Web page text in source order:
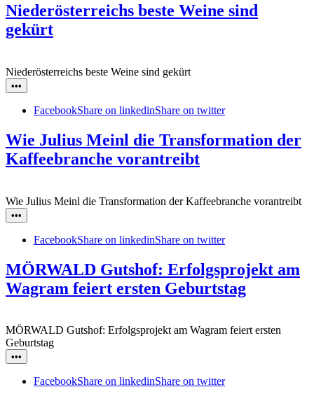
Niederösterreichs beste Weine sind
gekürt
Niederösterreichs beste Weine sind gekürt
•••
FacebookShare on linkedinShare on twitter
Wie Julius Meinl die Transformation der
Kaffeebranche vorantreibt
Wie Julius Meinl die Transformation der Kaffeebranche vorantreibt
•••
FacebookShare on linkedinShare on twitter
MÖRWALD Gutshof: Erfolgsprojekt am
Wagram feiert ersten Geburtstag
MÖRWALD Gutshof: Erfolgsprojekt am Wagram feiert ersten
Geburtstag
•••
FacebookShare on linkedinShare on twitter